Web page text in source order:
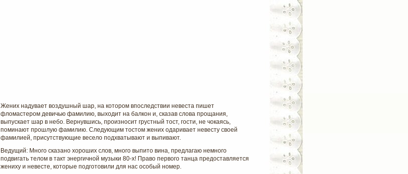
Жених надувает воздушный шар, на котором впоследствии невеста пишет
фломастером девичью фамилию, выходит на балкон и, сказав слова прощания,
выпускает шар в небо. Вернувшись, произносит грустный тост, гости, не чокаясь,
поминают прошлую фамилию. Следующим тостом жених одаривает невесту своей
фамилией, присутствующие весело подхватывают и выпивают.
Ведущий: Много сказано хороших слов, много выпито вина, предлагаю немного
подвигать телом в такт энергичной музыки 80-х! Право первого танца предоставляется
жениху и невесте, которые подготовили для нас особый номер.